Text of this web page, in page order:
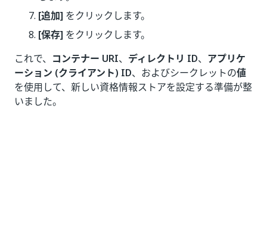
[追加] をクリックします。
[保存] をクリックします。
これで、 コンテナー URI、 ディレクトリ ID、 アプリケ
ーション (クライアント) ID、およびシークレットの値
を使用して、新しい資格情報ストアを設定する準備が整
いました。